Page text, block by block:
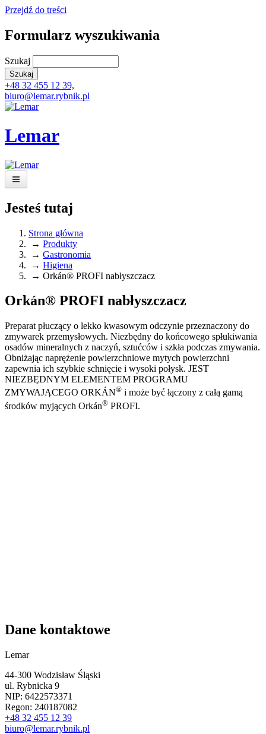
Przejdź do treści
Formularz wyszukiwania
Szukaj
+48 32 455 12 39,
biuro@lemar.rybnik.pl
Lemar
Realizacja
Obsługa
Jesteś tutaj
Strona główna
→ Produkty
→ Gastronomia
→ Higiena
→ Orkán® PROFI nabłyszczacz
Orkán® PROFI nabłyszczacz
Preparat płuczący o lekko kwasowym odczynie przeznaczony do
zmywarek przemysłowych. Niezbędny do końcowego spłukiwania
osadów mineralnych z naczyń, sztućców i szkła podczas zmywania.
Obniżając naprężenie powierzchniowe mytych powierzchni
zapewnia ich szybkie schnięcie i wysoki połysk. JEST
NIEZBĘDNYM ELEMENTEM PROGRAMU
ZMYWAJĄCEGO ORKÁN® i może być łączony z całą gamą
środków myjących Orkán® PROFI.
Dane kontaktowe
Lemar
44-300 Wodzisław Śląski
ul. Rybnicka 9
NIP: 6422573371
Regon: 240187082
+48 32 455 12 39
biuro@lemar.rybnik.pl